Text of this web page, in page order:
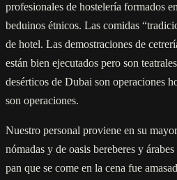
profesionales de hostelería formados
beduinos étnicos. Las comidas
de hotel. Las demostraciones de
están bien ejecutados pero son
desérticos de Dubai son operaciones
son operaciones.
Nuestro personal proviene en su
nómadas y de oasis bereberes y
pan que se come en la cena fue